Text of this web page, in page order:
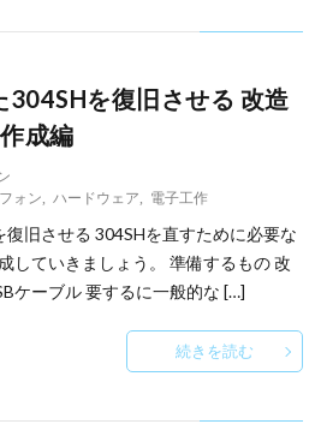
304SHを復旧させる 改造
成編
ォン ハードウェア 電子工作
旧させる 304SHを直すために必要な
していきましょう。 準備するもの 改
ケーブル 要するに一般的な […]
続きを読む